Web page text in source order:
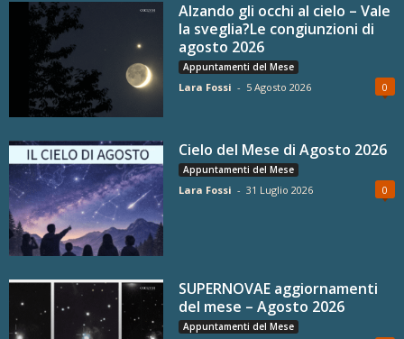
Alzando gli occhi al cielo – Vale
la sveglia?Le congiunzioni di
agosto 2026
Appuntamenti del Mese
Lara Fossi - 5 Agosto 2026 0
Cielo del Mese di Agosto 2026
Appuntamenti del Mese
Lara Fossi - 31 Luglio 2026 0
SUPERNOVAE aggiornamenti
del mese – Agosto 2026
Appuntamenti del Mese